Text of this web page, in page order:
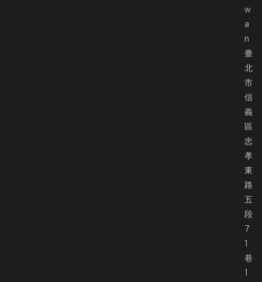
w
a
n
臺
北
市
信
義
區
忠
孝
東
路
五
段
7
1
巷
1